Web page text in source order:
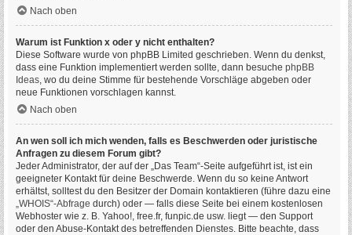
Nach oben
Warum ist Funktion x oder y nicht enthalten?
Diese Software wurde von phpBB Limited geschrieben. Wenn du denkst,
dass eine Funktion implementiert werden sollte, dann besuche phpBB
Ideas, wo du deine Stimme für bestehende Vorschläge abgeben oder
neue Funktionen vorschlagen kannst.
Nach oben
An wen soll ich mich wenden, falls es Beschwerden oder juristische
Anfragen zu diesem Forum gibt?
Jeder Administrator, der auf der „Das Team“-Seite aufgeführt ist, ist ein
geeigneter Kontakt für deine Beschwerde. Wenn du so keine Antwort
erhältst, solltest du den Besitzer der Domain kontaktieren (führe dazu eine
„WHOIS“-Abfrage durch) oder — falls diese Seite bei einem kostenlosen
Webhoster wie z. B. Yahoo!, free.fr, funpic.de usw. liegt — den Support
oder den Abuse-Kontakt des betreffenden Dienstes. Bitte beachte, dass